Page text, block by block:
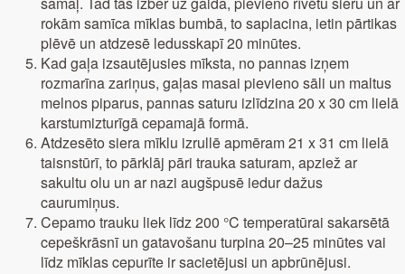
rokām samīca mīklas bumbā, to saplacina, ietin pārtikas
plēvē un atdzesē ledusskapī 20 minūtes.
Kad gaļa izsautējusies mīksta, no pannas izņem
rozmarīna zariņus, gaļas masai pievieno sāli un maltus
melnos piparus, pannas saturu izlīdzina 20 x 30 cm lielā
karstumizturīgā cepamajā formā.
Atdzesēto siera mīklu izrullē apmēram 21 x 31 cm lielā
taisnstūrī, to pārklāj pāri trauka saturam, apziež ar
sakultu olu un ar nazi augšpusē iedur dažus
caurumiņus.
Cepamo trauku liek līdz 200 °C temperatūrai sakarsētā
cepeškrāsnī un gatavošanu turpina 20–25 minūtes vai
līdz mīklas cepurīte ir sacietējusi un apbrūnējusi.